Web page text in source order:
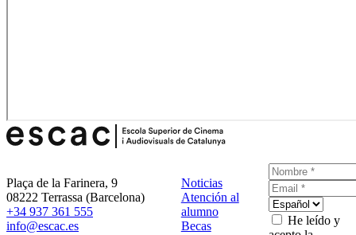
Plaça de la Farinera, 9
08222 Terrassa (Barcelona)
+34 937 361 555
info@escac.es
Noticias
Atención al
alumno
Becas
He leído y